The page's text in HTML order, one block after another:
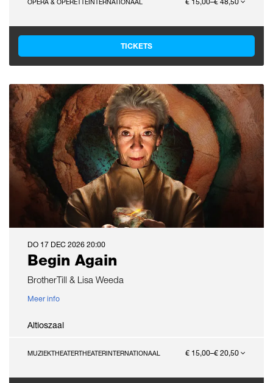
OPERA & OPERETTE INTERNATIONAAL
TICKETS
Begin Again
BrotherTill & Lisa Weeda
DO 17 DEC 2026 20:00
Meer info
Altioszaal
MUZIEKTHEATERTHEATER INTERNATIONAAL € 15,00–€ 20,50